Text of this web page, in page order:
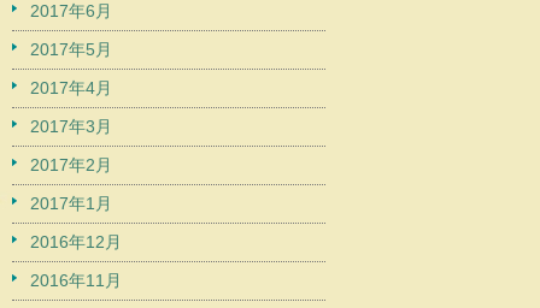
2017年6月
2017年5月
2017年4月
2017年3月
2017年2月
2017年1月
2016年12月
2016年11月